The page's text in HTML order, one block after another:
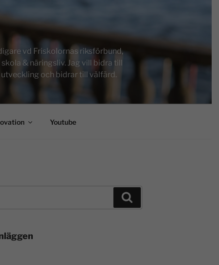
vd Friskolornas riksförbund,
& näringsliv. Jag vill bidra till
och bidrar till välfärd.
Youtube